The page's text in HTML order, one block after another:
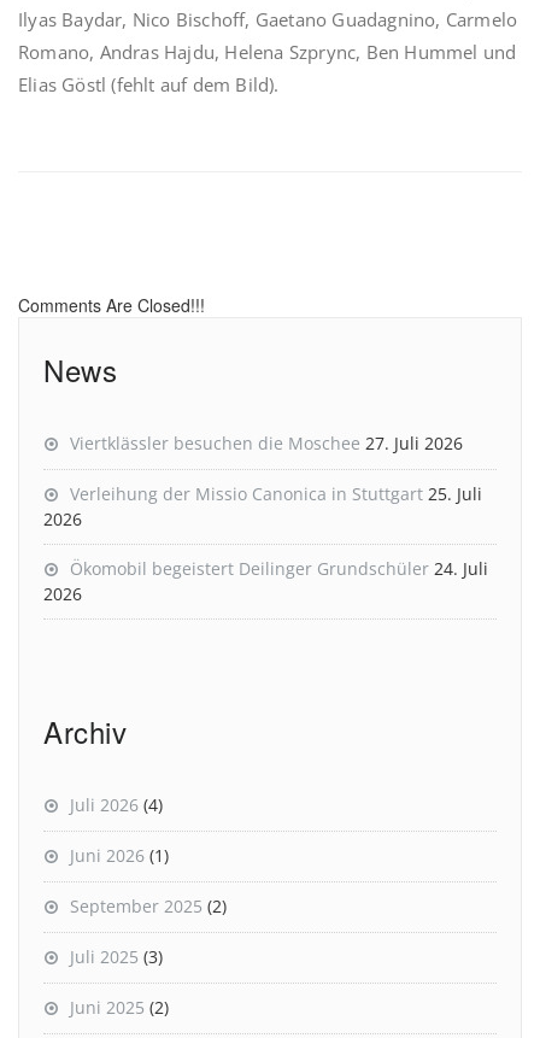
Ilyas Baydar, Nico Bischoff, Gaetano Guadagnino, Carmelo
Romano, Andras Hajdu, Helena Szprync, Ben Hummel und
Elias Göstl (fehlt auf dem Bild).
Comments Are Closed!!!
News
Viertklässler besuchen die Moschee 27. Juli 2026
Verleihung der Missio Canonica in Stuttgart 25. Juli
2026
Ökomobil begeistert Deilinger Grundschüler 24. Juli
2026
Archiv
Juli 2026 (4)
Juni 2026 (1)
September 2025 (2)
Juli 2025 (3)
Juni 2025 (2)